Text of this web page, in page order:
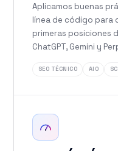
Aplicamos buenas
línea de código para
primeras posiciones
ChatGPT, Gemini y
SEO TÉCNICO AIO